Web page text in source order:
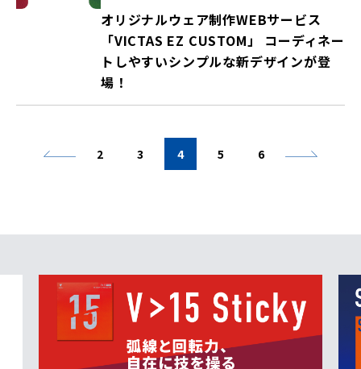
オリジナルウェア制作WEBサービス
「VICTAS EZ CUSTOM」 コーディネー
トしやすいシンプルな新デザインが登
場！
2 3 4 5 6